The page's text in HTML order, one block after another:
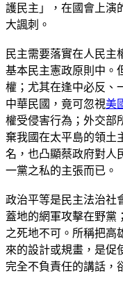
護民主」，在國會上演
大諷刺。
民主需要落實在人民主
基本民主憲政原則中。
權；尤其在逢中必反、
中華民國，竟可忽視美
權受侵害行為；外交部
棄我國在太平島的領土
名，也凸顯蔡政府對人
一黨之私的主張而已。
政治平等是民主法治社
蓋地的網軍攻擊在野黨
之死地不可。所稱把高
來的設計或規畫，是促
完全不負責任的講話，